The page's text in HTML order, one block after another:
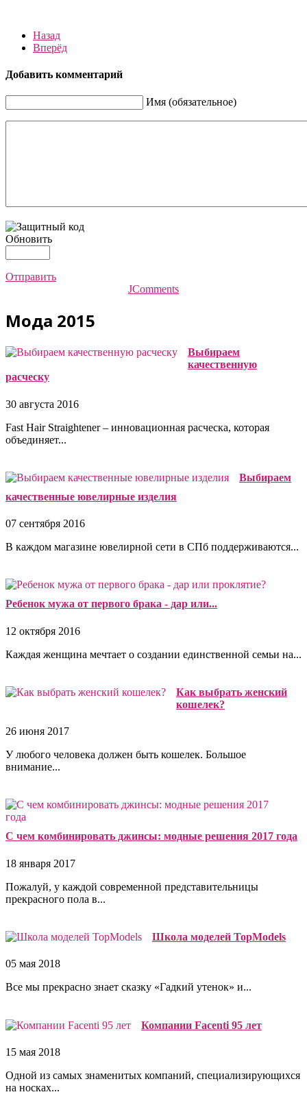
Назад
Вперёд
Добавить комментарий
Имя (обязательное)
Обновить
Отправить
JComments
Мода 2015
Выбираем
качественную
расческу
30 августа 2016
Fast Hair Straightener – инновационная расческа, которая
объединяет...
Выбираем
качественные ювелирные изделия
07 сентября 2016
В каждом магазине ювелирной сети в СПб поддерживаются...
Ребенок мужа от первого брака - дар или...
12 октября 2016
Каждая женщина мечтает о создании единственной семьи на...
Как выбрать женский
кошелек?
26 июня 2017
У любого человека должен быть кошелек. Большое
внимание...
С чем комбинировать джинсы: модные решения 2017 года
18 января 2017
Пожалуй, у каждой современной представительницы
прекрасного пола в...
Школа моделей TopModels
05 мая 2018
Все мы прекрасно знает сказку «Гадкий утенок» и...
Компании Facenti 95 лет
15 мая 2018
Одной из самых знаменитых компаний, специализирующихся
на носках...